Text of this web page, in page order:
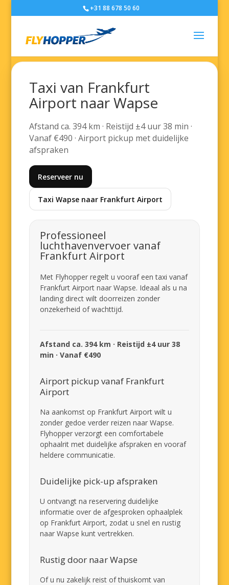
+31 88 678 50 60
Taxi van Frankfurt
Airport naar Wapse
Afstand ca. 394 km · Reistijd ±4 uur 38 min ·
Vanaf €490 · Airport pickup met duidelijke
afspraken
Reserveer nu
Taxi Wapse naar Frankfurt Airport
Professioneel
luchthavenvervoer vanaf
Frankfurt Airport
Met Flyhopper regelt u vooraf een taxi vanaf
Frankfurt Airport naar Wapse. Ideaal als u na
landing direct wilt doorreizen zonder
onzekerheid of wachttijd.
Afstand ca. 394 km · Reistijd ±4 uur 38
min · Vanaf €490
Airport pickup vanaf Frankfurt
Airport
Na aankomst op Frankfurt Airport wilt u
zonder gedoe verder reizen naar Wapse.
Flyhopper verzorgt een comfortabele
ophaalrit met duidelijke afspraken en vooraf
heldere communicatie.
Duidelijke pick-up afspraken
U ontvangt na reservering duidelijke
informatie over de afgesproken ophaalplek
op Frankfurt Airport, zodat u snel en rustig
naar Wapse kunt vertrekken.
Rustig door naar Wapse
Of u nu zakelijk reist of thuiskomt van